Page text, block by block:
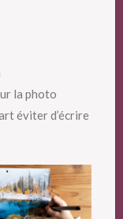
la photo
éviter d’écrire